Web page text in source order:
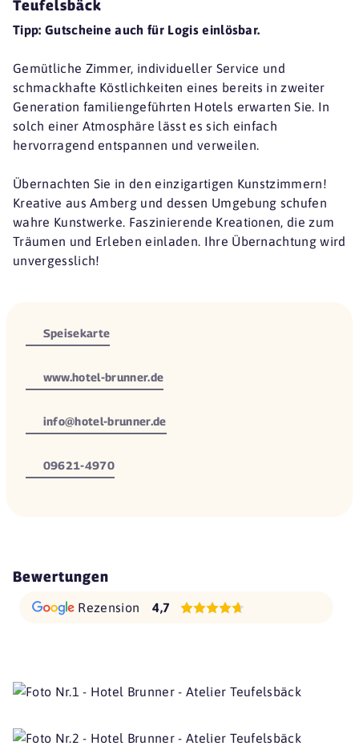
Teufelsbäck
Tipp: Gutscheine auch für Logis einlösbar.
Gemütliche Zimmer, individueller Service und
schmackhafte Köstlichkeiten eines bereits in zweiter
Generation familiengeführten Hotels erwarten Sie. In
solch einer Atmosphäre lässt es sich einfach
hervorragend entspannen und verweilen.
Übernachten Sie in den einzigartigen Kunstzimmern!
Kreative aus Amberg und dessen Umgebung schufen
wahre Kunstwerke. Faszinierende Kreationen, die zum
Träumen und Erleben einladen. Ihre Übernachtung wird
unvergesslich!
Speisekarte
www.hotel-brunner.de
info@hotel-brunner.de
09621-4970
Bewertungen
Rezension 4,7